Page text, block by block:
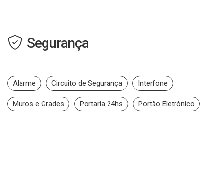
Segurança
Alarme Circuito de Segurança Interfone
Muros e Grades Portaria 24hs Portão Eletrônico